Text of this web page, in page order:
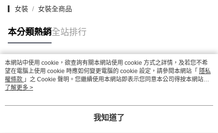
▎女裝 女裝全商品
本分類熱銷全站排行
熱門標籤
本網站中使用 cookie，欲查詢有關本網站使用 cookie 方式之詳情，及若您不希
望在電腦上使用 cookie 時應如何變更電腦的 cookie 設定，請參閱本網站「 隱私
權條款 」之 Cookie 聲明。您繼續使用本網站即表示您同意本公司得按本網站使
用條款之 Cookie 聲明使用 cookie。
了解更多 >
我知道了